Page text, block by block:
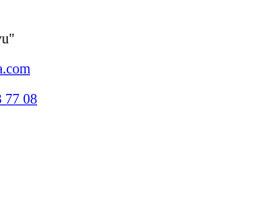
77 08